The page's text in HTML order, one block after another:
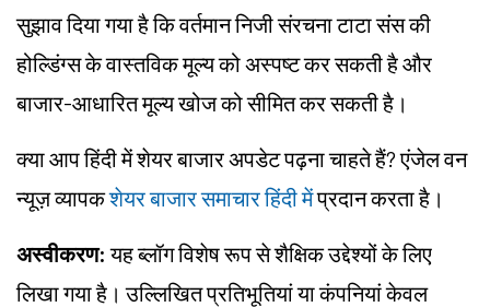
सुझाव दिया गया है कि वर्तमान निजी संरचना टाटा संस की
होल्डिंग्स के वास्तविक मूल्य को अस्पष्ट कर सकती है और
बाजार-आधारित मूल्य खोज को सीमित कर सकती है।
क्या आप हिंदी में शेयर बाजार अपडेट पढ़ना चाहते हैं? एंजेल वन
न्यूज़ व्यापकशेयर बाजार समाचार हिंदी मेंप्रदान करता है।
अस्वीकरण: यह ब्लॉग विशेष रूप से शैक्षिक उद्देश्यों के लिए
लिखा गया है। उल्लिखित प्रतिभूतियां या कंपनियां केवल